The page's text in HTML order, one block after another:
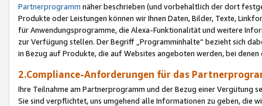
Partnerprogramm näher beschrieben (und vorbehaltlich der dort
Produkte oder Leistungen können wir Ihnen Daten, Bilder, Texte,
für Anwendungsprogramme, die Alexa-Funktionalität und weitere
zur Verfügung stellen. Der Begriff „Programminhalte“ bezieht sich
in Bezug auf Produkte, die auf Websites angeboten werden, bei
2.Compliance-Anforderungen für das
Ihre Teilnahme am Partnerprogramm und der Bezug einer Vergütung
Sie sind verpflichtet, uns umgehend alle Informationen zu geben, die